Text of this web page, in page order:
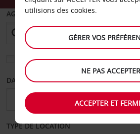
AGENCE DE DÉPART
Sélectionnez une autre agence de
DATE DE DÉPART DATE
TYPE DE LOCATION
utilisions des cookies.
GÉRER VOS
NE PAS ACCEPTER
ACCEPTER ET